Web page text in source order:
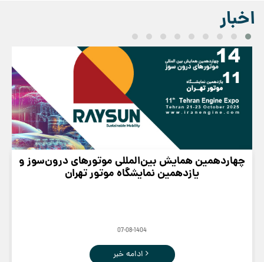
اخبار
چهاردهمین همایش بین‌المللی موتورهای درون‌سوز و
یازدهمین نمایشگاه موتور تهران
07-08-1404
ادامه خبر